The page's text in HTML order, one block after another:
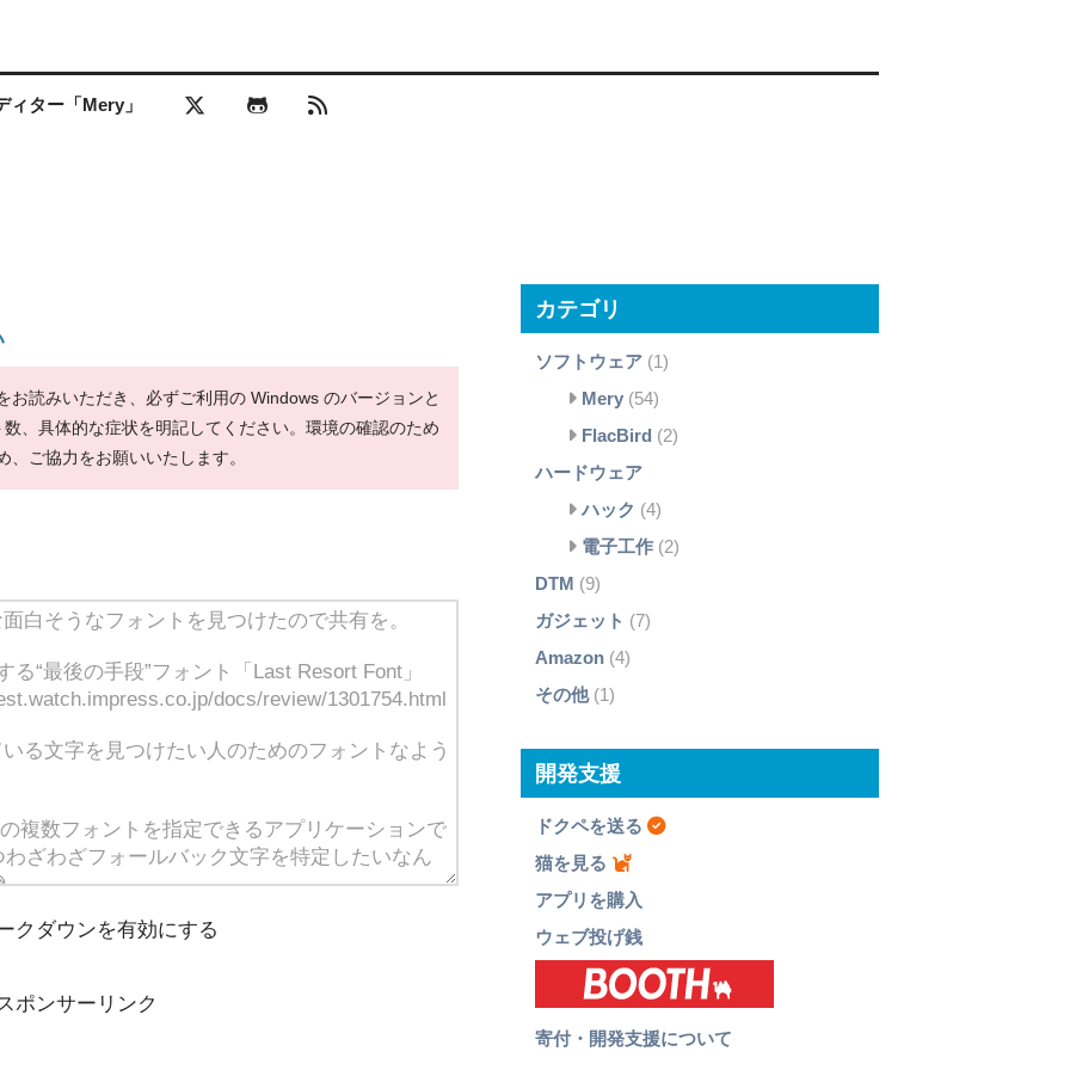
ィター「Mery」
お読みいただき、必ずご利用の Windows のバージョンと
、具体的な症状を明記してください。環境の確認のため
ご協力をお願いいたします。
クダウンを有効にする
ポンサーリンク
カテゴリ
ソフトウェア(1)
Mery (54)
FlacBird (2)
ハードウェア
ハック (4)
電子工作 (2)
DTM (9)
ガジェット (7)
Amazon(4)
その他(1)
開発支援
ドクペを送る
猫を見る
アプリを購入
ウェブ投げ銭
寄付・開発支援について